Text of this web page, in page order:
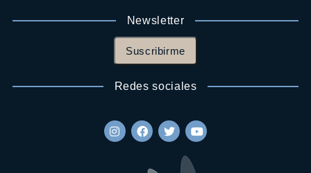
Newsletter
Suscribirme
Redes sociales